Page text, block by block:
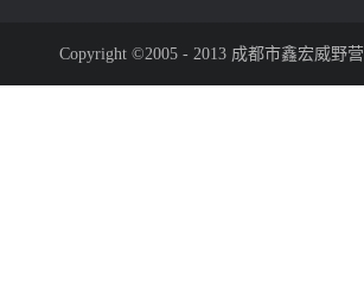
Copyright ©2005 - 2013 成都市鑫宏威野